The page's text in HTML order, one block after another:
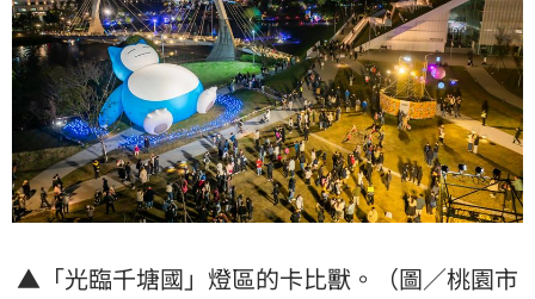
▲「光臨千塘國」燈區的卡比獸。（圖／桃園市